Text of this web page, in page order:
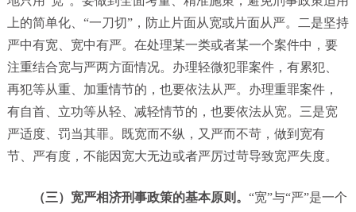
上的简单化、“一刀切”，防止片面从宽或片面从严。二是坚持
严中有宽、宽中有严。在处理某一类或者某一个案件中，要
注重结合宽与严两方面情况。办理轻微犯罪案件，有累犯、
再犯等从重、加重情节的，也要依法从严。办理重罪案件，
有自首、立功等从轻、减轻情节的，也要依法从宽。三是宽
严适度、罚当其罪。既宽而不纵，又严而不苛，做到宽有
节、严有度，不能因宽大无边或者严厉过苛导致宽严失度。
（三）宽严相济刑事政策的基本原则。 “宽”与“严”是一个